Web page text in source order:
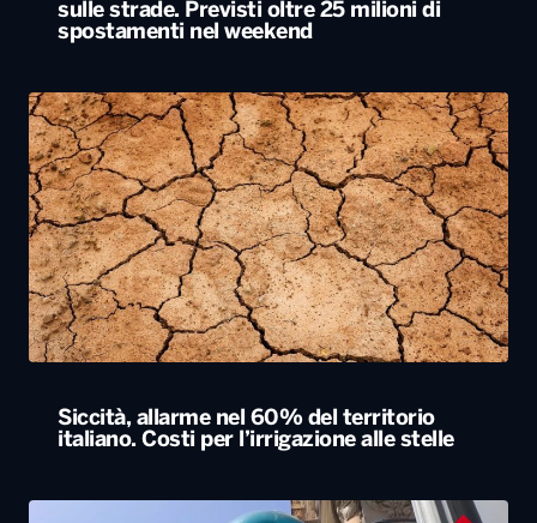
sulle strade. Previsti oltre 25 milioni di
spostamenti nel weekend
Siccità, allarme nel 60% del territorio
italiano. Costi per l’irrigazione alle stelle